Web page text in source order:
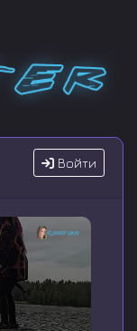
Войти